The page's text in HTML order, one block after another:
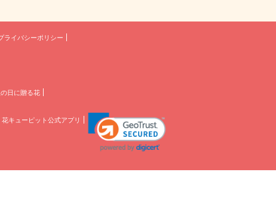
ライバシーポリシー
日に贈る花
花キューピット公式アプリ